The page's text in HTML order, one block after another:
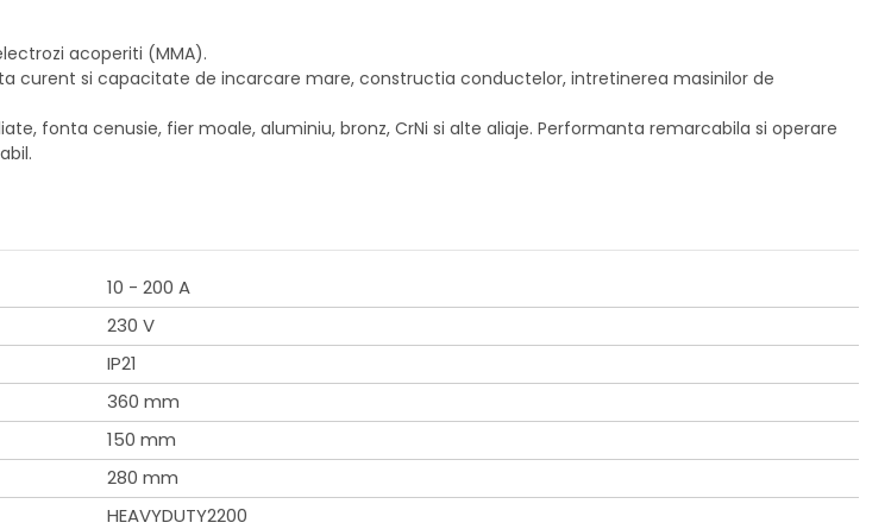
acoperiti (MMA).
curent si capacitate de incarcare mare, constructia conductelor, intretinerea masinilor de
fonta cenusie, fier moale, aluminiu, bronz, CrNi si alte aliaje. Performanta remarcabila si operare
10 - 200 A
230 V
IP21
360 mm
150 mm
280 mm
HEAVYDUTY2200